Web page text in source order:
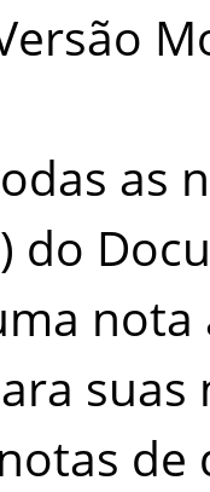
as
do
suas